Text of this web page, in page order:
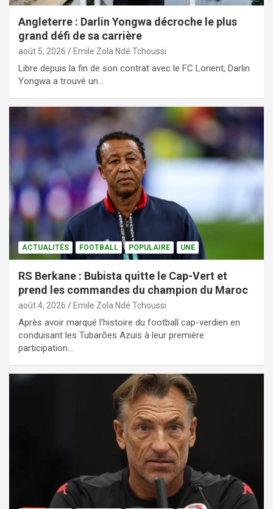
Angleterre : Darlin Yongwa décroche le plus
grand défi de sa carrière
août 5, 2026 Emile Zola Ndé Tchoussi
Libre depuis la fin de son contrat avec le FC Lorient, Darlin
Yongwa a trouvé un…
ACTUALITÉS FOOTBALL POPULAIRE UNE
RS Berkane : Bubista quitte le Cap-Vert et
prend les commandes du champion du Maroc
août 4, 2026 Emile Zola Ndé Tchoussi
Après avoir marqué l’histoire du football cap-verdien en
conduisant les Tubarões Azuis à leur première
participation…